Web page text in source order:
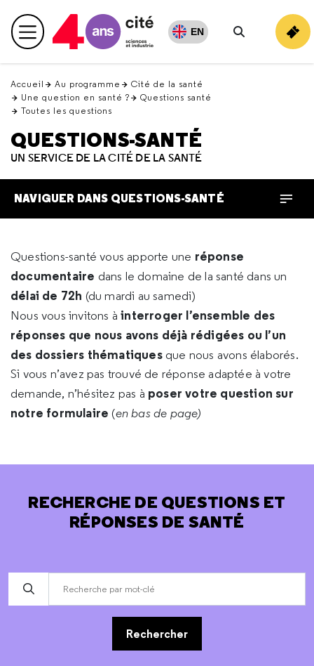
en
haut Menu principal EN
Rechercher
Accueil Au programme
Cité de la santé
Une question en santé ?
Questions santé
Toutes les questions
QUESTIONS-SANTÉ
UN SERVICE DE LA CITÉ DE LA SANTÉ
NAVIGUER DANS QUESTIONS-SANTÉ
Questions-santé vous apporte une réponse
documentaire dans le domaine de la santé dans un
délai de 72h (du mardi au samedi)
Nous vous invitons àinterroger l’ensemble des
réponses que nous avons déjà rédigées ou l’un
des dossiers thématiques que nous avons élaborés.
Si vous n’avez pas trouvé de réponse adaptée à votre
demande, n’hésitez pas à poser votre question sur
notre formulaire (en bas de page)
RECHERCHE DE QUESTIONS ET
RÉPONSES DE SANTÉ
Rechercher